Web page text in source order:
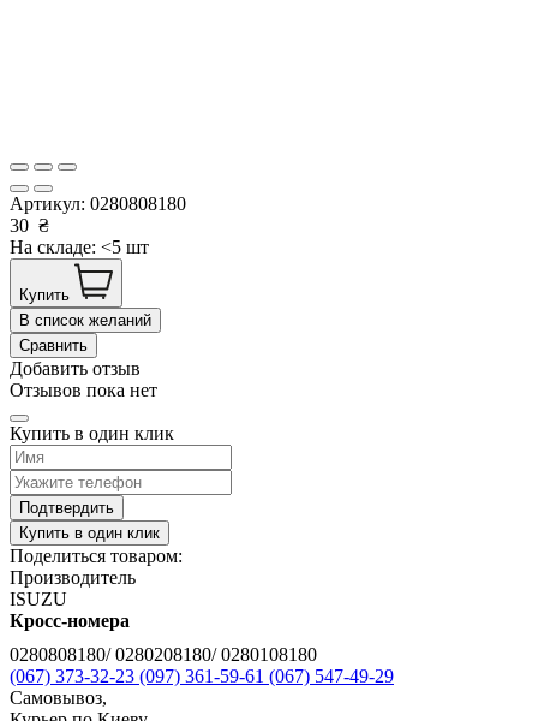
Артикул: 0280808180
30 ₴
На складе: <5 шт
Купить
В список желаний
Сравнить
Добавить отзыв
Отзывов пока нет
Купить в один клик
Подтвердить
Купить в один клик
Поделиться товаром:
Производитель
ISUZU
Кросс-номера
0280808180/ 0280208180/ 0280108180
(067) 373-32-23 (097) 361-59-61 (067) 547-49-29
Самовывоз,